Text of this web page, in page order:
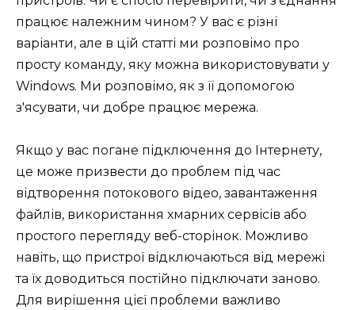
працює належним чином? У вас є різні
варіанти, але в цій статті ми розповімо про
просту команду, яку можна використовувати у
Windows. Ми розповімо, як з її допомогою
з'ясувати, чи добре працює мережа.
Якщо у вас погане підключення до Інтернету,
це може призвести до проблем під час
відтворення потокового відео, завантаження
файлів, використання хмарних сервісів або
простого перегляду веб-сторінок. Можливо
навіть, що пристрої відключаються від мережі
та їх доводиться постійно підключати заново.
Для вирішення цієї проблеми важливо